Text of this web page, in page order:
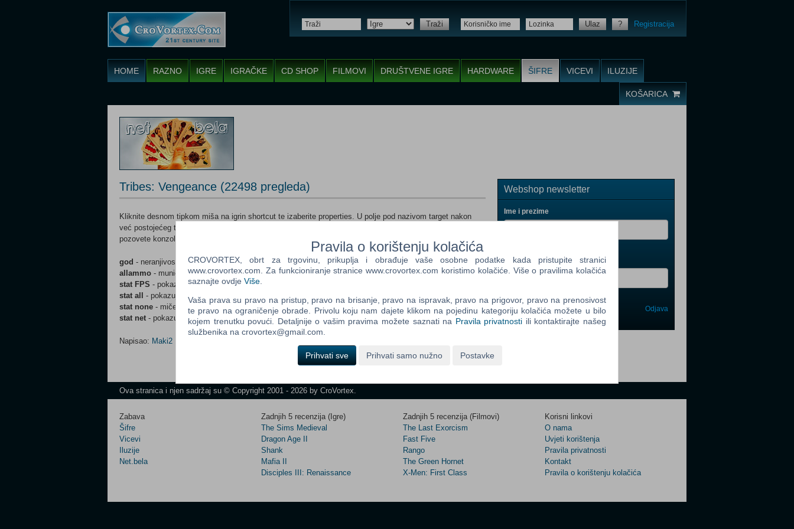
Traži Ulaz ? Registracija
HOME RAZNO IGRE IGRAČKE CD SHOP FILMOVI DRUŠTVENE IGRE HARDWARE ŠIFRE VICEVI ILUZIJE
KOŠARICA
Tribes: Vengeance (22498 pregleda)
Kliknite desnom tipkom miša na igrin shortcut te izaberite properties. U polje pod nazivom target nakon
već postojećeg teksta dodajte jedan razmak pa "-console". Time ste omogućili da tijekom igre tipkom TAB
pozovete konzolu u koju možete upisivati sljedeće šifre:
god - neranjivost
allammo - municija
stat FPS - pokazuje FPS
stat all
- pokazuje svu statistiku
stat none - miče statistiku
stat net - pokazuje statistiku mreže
Napisao: Maki2
Webshop newsletter
Ime i prezime
Vaš email
Control
Field
Field
Newsletter
Prijavi me Odjava
Ova stranica i njen sadržaj su © Copyright 2001 - 2026 by CroVortex.
Zabava
Šifre
Vicevi
Iluzije
Net.bela
Zadnjih 5 recenzija (Igre)
The Sims Medieval
Dragon Age II
Shank
Mafia II
Disciples III: Renaissance
Zadnjih 5 recenzija (Filmovi)
The Last Exorcism
Fast Five
Rango
The Green Hornet
X-Men: First Class
Korisni linkovi
O nama
Uvjeti korištenja
Pravila privatnosti
Kontakt
Pravila o korištenju kolačića
Pravila o korištenju kolačića
CROVORTEX, obrt za trgovinu, prikuplja i obrađuje vaše osobne podatke kada pristupite stranici
www.crovortex.com. Za funkcioniranje stranice www.crovortex.com koristimo kolačiće. Više o pravilima kolačića
saznajte ovdje Više
Vaša prava su pravo na pristup, pravo na brisanje, pravo na ispravak, pravo na prigovor, pravo na prenosivost
te pravo na ograničenje obrade. Privolu koju nam dajete klikom na pojedinu kategoriju kolačića možete u bilo
kojem trenutku povući. Detaljnije o vašim pravima možete saznati na Pravila privatnosti ili kontaktirajte našeg
službenika na crovortex@gmail.com.
Prihvati sve Prihvati samo nužno Postavke